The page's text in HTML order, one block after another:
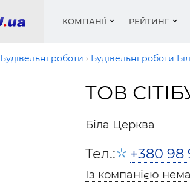
КОМПАНІЇ
Вікна
Фарби,
РЕЙТИНГ
Медіа
Труби,
Сипучі
Будівельні роботи Будівельні роботи
ТОВ
Біла Церква
Тел.: +380 98
Із компанією